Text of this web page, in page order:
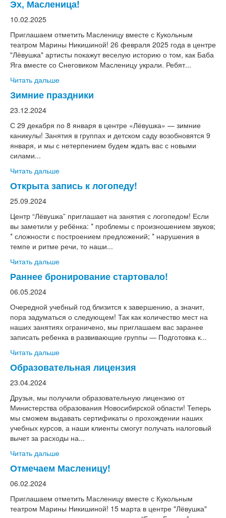
Эх, Масленица!
10.02.2025
Приглашаем отметить Масленицу вместе с Кукольным
театром Марины Никишиной! 26 февраля 2025 года в центре
"Лёвушка" артисты покажут веселую историю о том, как Баба
Яга вместе со Снеговиком Масленицу украли. Ребят...
Читать дальше
Зимние праздники
23.12.2024
С 29 декабря по 8 января в центре «Лёвушка» — зимние
каникулы! Занятия в группах и детском саду возобновятся 9
января, и мы с нетерпением будем ждать вас с новыми
силами...
Читать дальше
Открыта запись к логопеду!
25.09.2024
Центр “Лёвушка” приглашает на занятия с логопедом! Если
вы заметили у ребёнка: * проблемы с произношением звуков;
* сложности с построением предложений; * нарушения в
темпе и ритме речи, то наши...
Читать дальше
Раннее бронирование стартовало!
06.05.2024
Очередной учебный год близится к завершению, а значит,
пора задуматься о следующем! Так как количество мест на
наших занятиях ограничено, мы приглашаем вас заранее
записать ребенка в развивающие группы — Подготовка к...
Читать дальше
Образовательная лицензия
23.04.2024
Друзья, мы получили образовательную лицензию от
Министерства образования Новосибирской области! Теперь
мы сможем выдавать сертификаты о прохождении наших
учебных курсов, а наши клиенты смогут получать налоговый
вычет за расходы на...
Читать дальше
Отмечаем Масленицу!
06.02.2024
Приглашаем отметить Масленицу вместе с Кукольным
театром Марины Никишиной! 15 марта в центре "Лёвушка"